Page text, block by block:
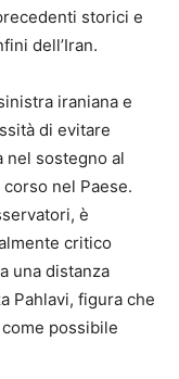
storici e
dell’Iran.
iraniana e
di evitare
nel sostegno al
nel Paese.
è
critico
una distanza
Pahlavi, figura che
possibile